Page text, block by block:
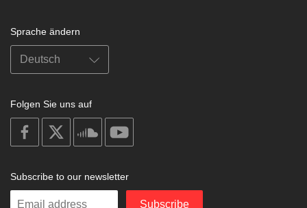
Sprache ändern
Folgen Sie uns auf
on
facebook
soundcloud
Subscribe to our newsletter
Enter
Subscribe